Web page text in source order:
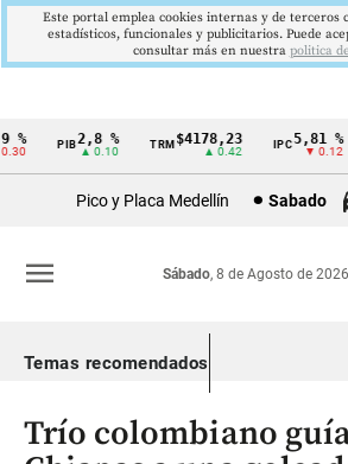
Cintillo
Colombia
PIB2,8 %
▲ 0.10
TRM$4178,23
▲ 0.42
5,81 %
▼ 0.12
Pico y Placa Medellín Sabado
Sábado, 8 de Agosto de 2026
menu
Temas recomendados
Trío colombiano
Este portal emplea cookies internas y de terceros
estadísticos, funcionales y publicitarios. Puede
consultar más en nuestra politica